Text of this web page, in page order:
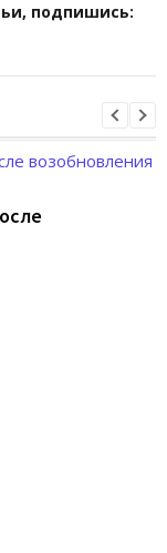
подпишись: